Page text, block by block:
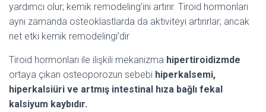
yardımcı olur; kemik remodeling’ini artırır. Tiroid hormonları
aynı zamanda osteoklastlarda da aktiviteyi artırırlar; ancak
net etki kemik remodelingi’dir
Tiroid hormonları ile ilişkili mekanizma hipertiroidizmde
ortaya çıkan osteoporozun sebebi hiperkalsemi,
hiperkalsiüri ve artmış intestinal hıza bağlı fekal
kalsiyum kaybıdır.